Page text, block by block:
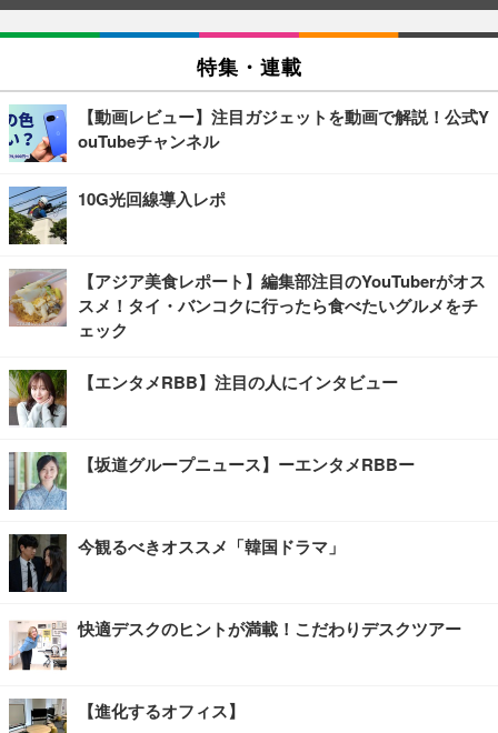
特集・連載
【動画レビュー】注目ガジェットを動画で解説！公式Y
ouTubeチャンネル
10G光回線導入レポ
【アジア美食レポート】編集部注目のYouTuberがオス
スメ！タイ・バンコクに行ったら食べたいグルメをチ
ェック
【エンタメRBB】注目の人にインタビュー
【坂道グループニュース】ーエンタメRBBー
今観るべきオススメ「韓国ドラマ」
快適デスクのヒントが満載！こだわりデスクツアー
【進化するオフィス】